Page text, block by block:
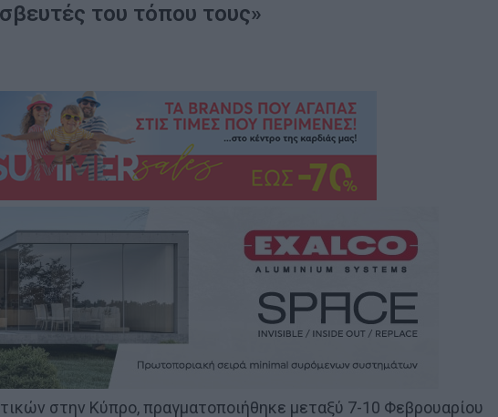
του τόπου τους»
στην Κύπρο, πραγματοποιήθηκε μεταξύ 7-10 Φεβρουαρίου